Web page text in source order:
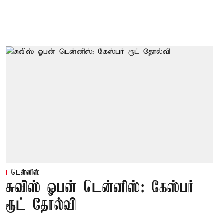
டென்னிஸ்
சுவிஸ் ஓபன் டென்னிஸ்: கேஸ்பர்
ரூட் தோல்வி